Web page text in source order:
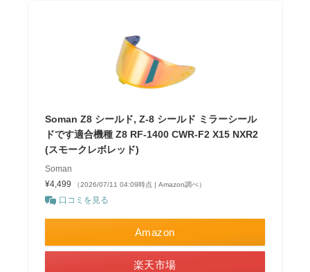
Soman Z8 シールド, Z-8 シールド ミラーシール
ドです適合機種 Z8 RF-1400 CWR-F2 X15 NXR2
(スモークレボレッド)
Soman
¥4,499
（2026/07/11 04:09時点 | Amazon調べ）
口コミを見る
Amazon
楽天市場